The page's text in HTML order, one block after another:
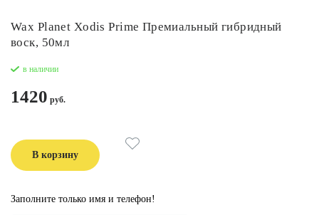
Wax Planet Xodis Prime Премиальный гибридный
воск, 50мл
в наличии
1420
В корзину
Заполните только имя и телефон!